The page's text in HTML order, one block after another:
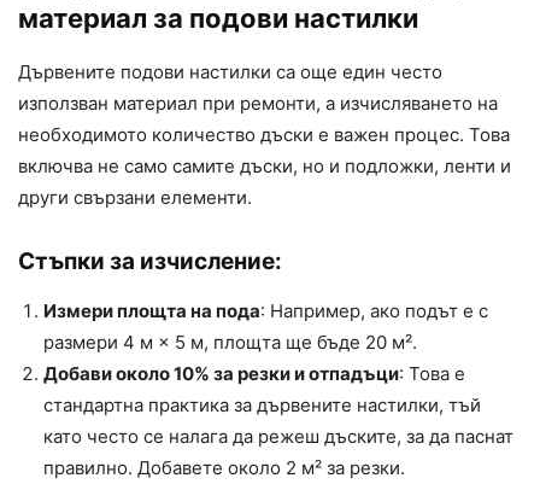
материал за подови настилки
Дървените подови настилки са още един често
използван материал при ремонти, а изчисляването на
необходимото количество дъски е важен процес. Това
включва не само самите дъски, но и подложки, ленти и
други свързани елементи.
Стъпки за изчисление:
Измери площта на пода: Например, ако подът е с
размери 4 м × 5 м, площта ще бъде 20 м².
Добави около 10% за резки и отпадъци: Това е
стандартна практика за дървените настилки, тъй
като често се налага да режеш дъските, за да паснат
правилно. Добавете около 2 м² за резки.